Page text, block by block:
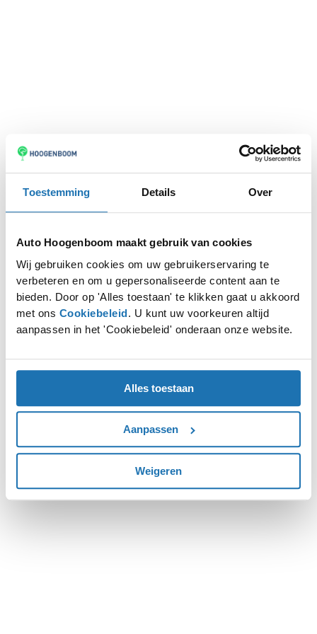
Toestemming Details Over
Auto Hoogenboom maakt gebruik van cookies
Wij gebruiken cookies om uw gebruikerservaring te
verbeteren en om u gepersonaliseerde content aan te
bieden. Door op 'Alles toestaan' te klikken gaat u akkoord
met ons Cookiebeleid. U kunt uw voorkeuren altijd
aanpassen in het 'Cookiebeleid' onderaan onze website.
Alles toestaan
Aanpassen
Weigeren
Application error: aclient-side exception has occurred while
loadingwww.autohoogenboom.nl (see the browser console
more information).